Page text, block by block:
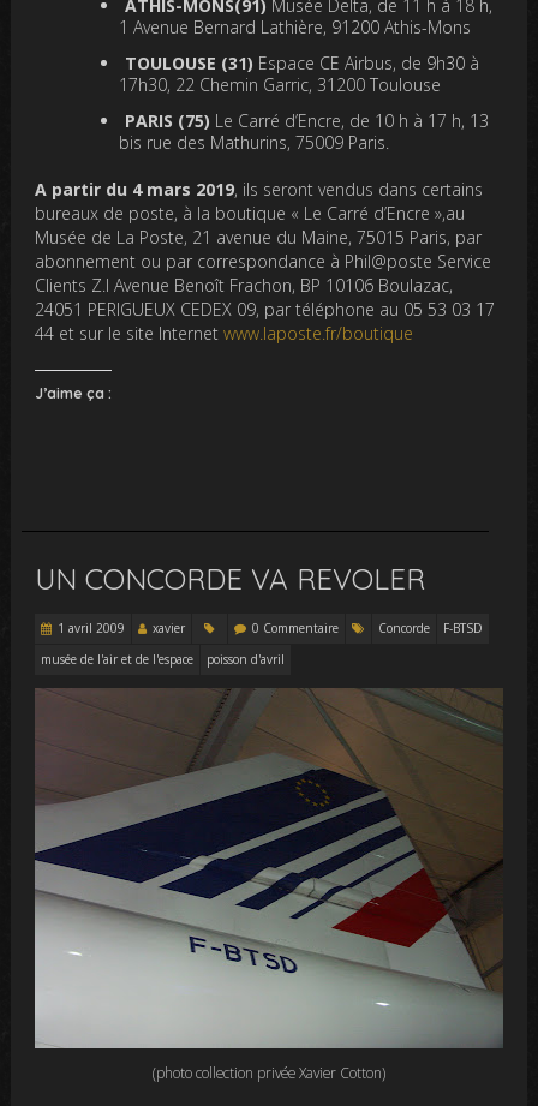
ATHIS-MONS(91) Musée Delta, de 11 h à 18 h,
1 Avenue Bernard Lathière, 91200 Athis-Mons
TOULOUSE (31) Espace CE Airbus, de 9h30 à
17h30, 22 Chemin Garric, 31200 Toulouse
PARIS (75) Le Carré d’Encre, de 10 h à 17 h, 13
bis rue des Mathurins, 75009 Paris.
A partir du 4 mars 2019, ils seront vendus dans certains
bureaux de poste, à la boutique « Le Carré d’Encre »,au
Musée de La Poste, 21 avenue du Maine, 75015 Paris, par
abonnement ou par correspondance à Phil@poste Service
Clients Z.I Avenue Benoît Frachon, BP 10106 Boulazac,
24051 PERIGUEUX CEDEX 09, par téléphone au 05 53 03 17
44 et sur le site Internetwww.laposte.fr/boutique
J’aime ça :
UN CONCORDE VA REVOLER
1 avril 2009 xavier 0 Commentaire Concorde
F-BTSD
musée de l'air et de l'espace
poisson d'avril
(photo collection privée Xavier Cotton)